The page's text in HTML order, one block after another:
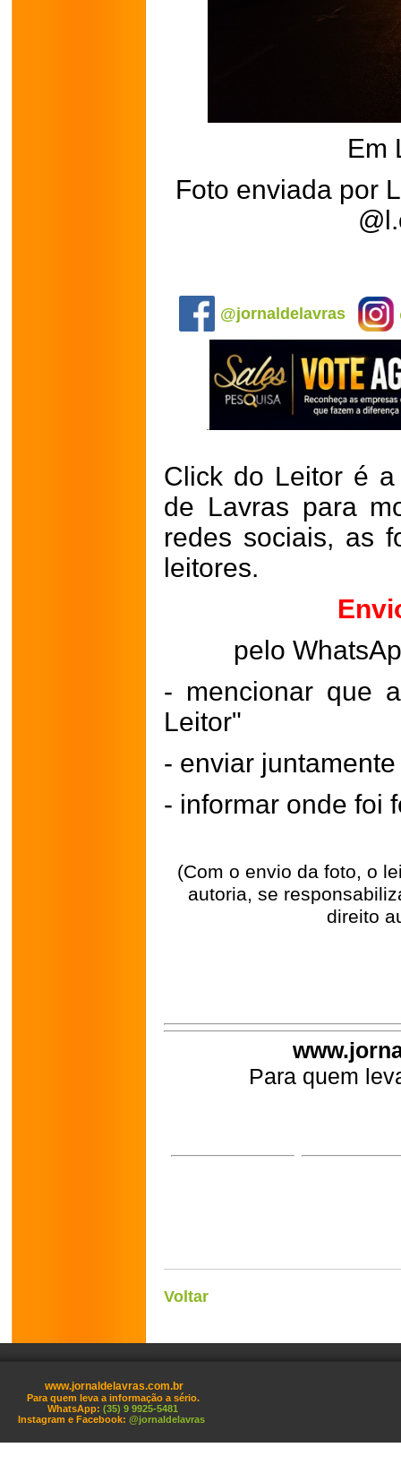
Em
Foto enviada por
@jornaldelavras
Click do Leitor é
de Lavras para
redes sociais, as
leitores.
pelo
- mencionar que
Leitor"
- enviar
- informar onde foi
(Com o envio da foto, o
autoria, se
direito
Para quem
Voltar
www.jornaldelavras.com.br
Para quem leva a informação a sério.
WhatsApp: (35) 9 9925-5481
Instagram e Facebook: @jornaldelavras